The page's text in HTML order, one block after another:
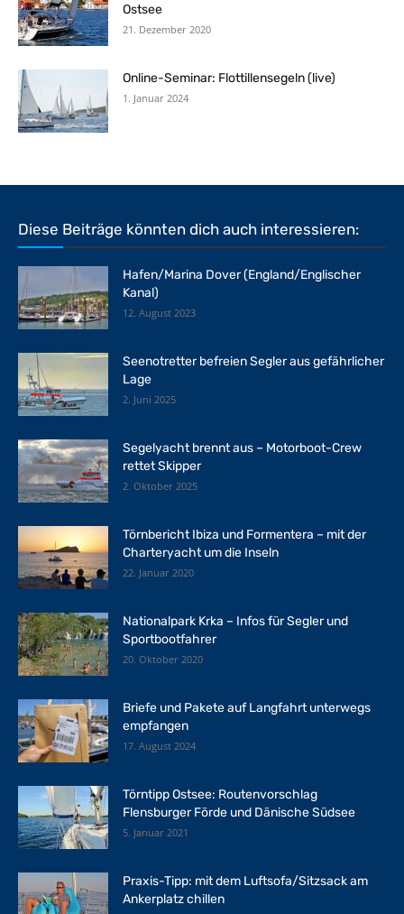
Ostsee
21. Dezember 2020
Online-Seminar: Flottillensegeln (live)
1. Januar 2024
Diese Beiträge könnten dich auch interessieren:
Hafen/Marina Dover (England/Englischer
Kanal)
12. August 2023
Seenotretter befreien Segler aus gefährlicher
Lage
2. Juni 2025
Segelyacht brennt aus – Motorboot-Crew
rettet Skipper
2. Oktober 2025
Törnbericht Ibiza und Formentera – mit der
Charteryacht um die Inseln
22. Januar 2020
Nationalpark Krka – Infos für Segler und
Sportbootfahrer
20. Oktober 2020
Briefe und Pakete auf Langfahrt unterwegs
empfangen
17. August 2024
Törntipp Ostsee: Routenvorschlag
Flensburger Förde und Dänische Südsee
5. Januar 2021
Praxis-Tipp: mit dem Luftsofa/Sitzsack am
Ankerplatz chillen